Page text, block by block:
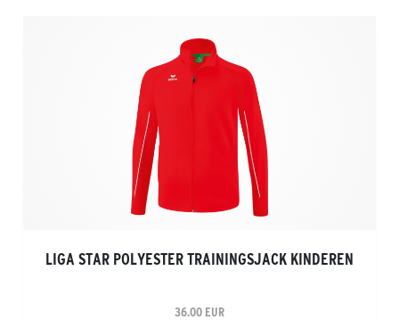
LIGA STAR POLYESTER TRAININGSJACK KINDEREN
36.00 EUR